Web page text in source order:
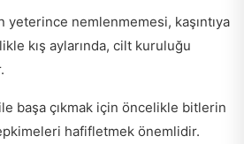
yeterince nemlenmemesi, kaşıntıya
kış aylarında, cilt kuruluğu
başa çıkmak için öncelikle bitlerin
hafifletmek önemlidir.